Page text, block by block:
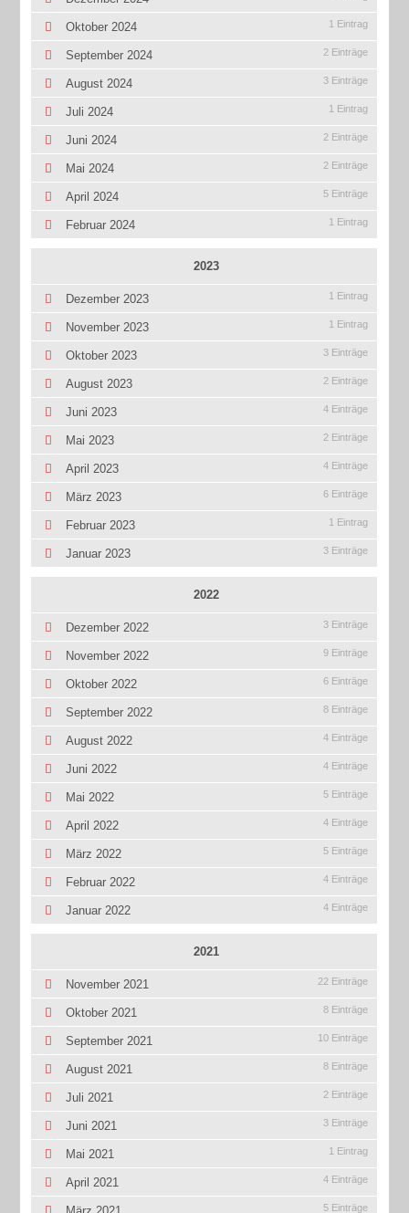
Oktober 2024 1 Eintrag
September 2024 2 Einträge
August 2024 3 Einträge
Juli 2024 1 Eintrag
Juni 2024 2 Einträge
Mai 2024 2 Einträge
April 2024 5 Einträge
Februar 2024 1 Eintrag
2023
Dezember 2023 1 Eintrag
November 2023 1 Eintrag
Oktober 2023 3 Einträge
August 2023 2 Einträge
Juni 2023 4 Einträge
Mai 2023 2 Einträge
April 2023 4 Einträge
März 2023 6 Einträge
Februar 2023 1 Eintrag
Januar 2023 3 Einträge
2022
Dezember 2022 3 Einträge
November 2022 9 Einträge
Oktober 2022 6 Einträge
September 2022 8 Einträge
August 2022 4 Einträge
Juni 2022 4 Einträge
Mai 2022 5 Einträge
April 2022 4 Einträge
März 2022 5 Einträge
Februar 2022 4 Einträge
Januar 2022 4 Einträge
2021
November 2021 22 Einträge
Oktober 2021 8 Einträge
September 2021 10 Einträge
August 2021 8 Einträge
Juli 2021 2 Einträge
Juni 2021 3 Einträge
Mai 2021 1 Eintrag
April 2021 4 Einträge
5 Einträge